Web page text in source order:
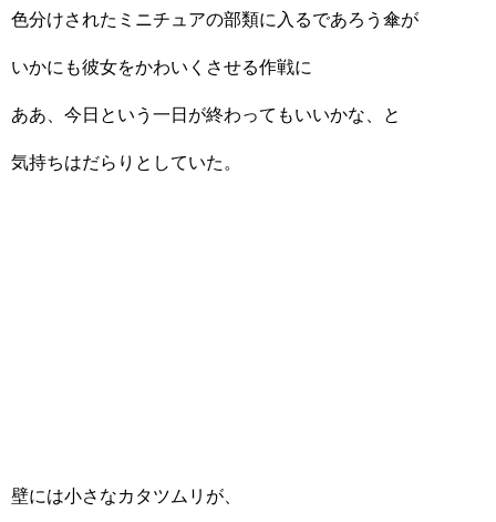
色分けされたミニチュアの部類に入るであろう傘が
いかにも彼女をかわいくさせる作戦に
ああ、今日という一日が終わってもいいかな、と
気持ちはだらりとしていた。
壁には小さなカタツムリが、